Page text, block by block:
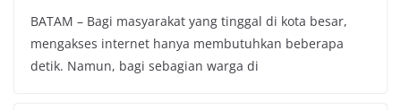
BATAM – Bagi masyarakat yang tinggal di kota besar,
mengakses internet hanya membutuhkan beberapa
detik. Namun, bagi sebagian warga di